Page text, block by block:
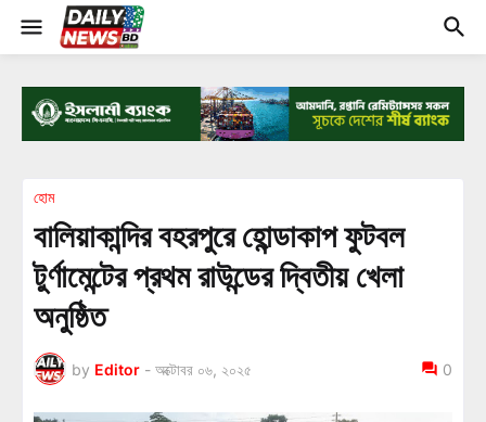
হোম
বালিয়াকান্দির বহরপুরে হোন্ডাকাপ ফুটবল
টুর্ণামেন্টের প্রথম রাউন্ডের দ্বিতীয় খেলা
অনুষ্ঠিত
by Editor - অক্টোবর ০৬, ২০২৫ 0